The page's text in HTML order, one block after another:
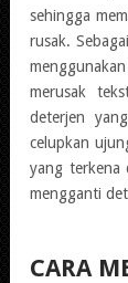
sehingga
rusak.
merusak
deterjen
celupkan
yang terkena
mengganti
CARA